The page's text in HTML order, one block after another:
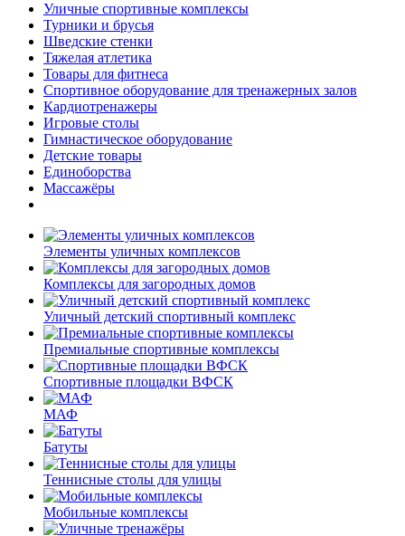
Уличные спортивные комплексы
Турники и брусья
Шведские стенки
Тяжелая атлетика
Товары для фитнеса
Спортивное оборудование для тренажерных залов
Кардиотренажеры
Игровые столы
Гимнастическое оборудование
Детские товары
Единоборства
Массажёры
Элементы уличных комплексов
Комплексы для загородных домов
Уличный детский спортивный комплекс
Премиальные спортивные комплексы
Спортивные площадки ВФСК
МАФ
Батуты
Теннисные столы для улицы
Мобильные комплексы